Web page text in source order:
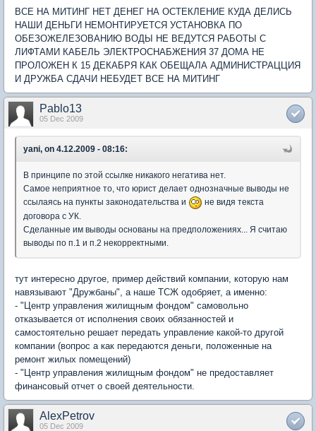
ВСЕ НА МИТИНГ НЕТ ДЕНЕГ НА ОСТЕКЛЕНИЕ КУДА ДЕЛИСЬ
НАШИ ДЕНЬГИ НЕМОНТИРУЕТСЯ УСТАНОВКА ПО
ОБЕЗОЖЕЛЕЗОВАНИЮ ВОДЫ НЕ ВЕДУТСЯ РАБОТЫ С
ЛИФТАМИ КАБЕЛЬ ЭЛЕКТРОСНАБЖЕНИЯ 37 ДОМА НЕ
ПРОЛОЖЕН К 15 ДЕКАБРЯ КАК ОБЕЩАЛА АДМИНИСТРАЦЦИЯ
И ДРУЖБА СДАЧИ НЕБУДЕТ ВСЕ НА МИТИНГ
Pablo13
05 Dec 2009
yani, on 4.12.2009 - 08:16:
В принципе по этой ссылке никакого негатива нет.
Самое неприятное то, что юрист делает однозначные выводы не
ссылаясь на пункты законодательства и
не видя текста
договора с УК.
Сделанные им выводы основаны на предположениях... Я считаю
выводы по п.1 и п.2 некорректными.
тут интересно другое, пример действий компании, которую нам
навязывают "Дружбаны", а наше ТСЖ одобряет, а именно:
- "Центр управления жилищным фондом" самовольно
отказывается от исполнения своих обязанностей и
самостоятельно решает передать управление какой-то другой
компании (вопрос а как передаются деньги, положенные на
ремонт жилых помещений)
- "Центр управления жилищным фондом" не предоставляет
финансовый отчет о своей деятельности.
AlexPetrov
05 Dec 2009